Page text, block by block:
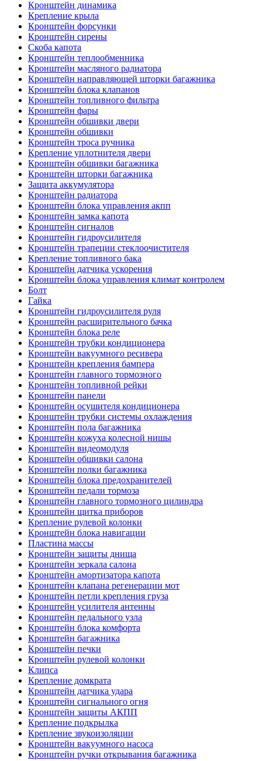
Кронштейн динамика
Крепление крыла
Кронштейн форсунки
Кронштейн сирены
Скоба капота
Кронштейн теплообменника
Кронштейн масляного радиатора
Кронштейн направляющей шторки багажника
Кронштейн блока клапанов
Кронштейн топливного фильтра
Кронштейн фары
Кронштейн обшивки двери
Кронштейн обшивки
Кронштейн троса ручника
Крепление уплотнителя двери
Кронштейн обшивки багажника
Кронштейн шторки багажника
Защита аккумулятора
Кронштейн радиатора
Кронштейн блока управления акпп
Кронштейн замка капота
Кронштейн сигналов
Кронштейн гидроусилителя
Кронштейн трапеции стеклоочистителя
Крепление топливного бака
Кронштейн датчика ускорения
Кронштейн блока управления климат контролем
Болт
Гайка
Кронштейн гидроусилителя руля
Кронштейн расширительного бачка
Кронштейн блока реле
Кронштейн трубки кондиционера
Кронштейн вакуумного ресивера
Кронштейн крепления бампера
Кронштейн главного тормозного
Кронштейн топливной рейки
Кронштейн панели
Кронштейн осушителя кондиционера
Кронштейн трубки системы охлаждения
Кронштейн пола багажника
Кронштейн кожуха колесной нишы
Кронштейн видеомодуля
Кронштейн обшивки салона
Кронштейн полки багажника
Кронштейн блока предохранителей
Кронштейн педали тормоза
Кронштейн главного тормозного цилиндра
Кронштейн щитка приборов
Крепление рулевой колонки
Кронштейн блока навигации
Пластина массы
Кронштейн защиты днища
Кронштейн зеркала салона
Кронштейн амортизатора капота
Кронштейн клапана регенерации мот
Кронштейн петли крепления груза
Кронштейн усилителя антенны
Кронштейн педального узла
Кронштейн блока комфорта
Кронштейн багажника
Кронштейн печки
Кронштейн рулевой колонки
Клипса
Крепление домкрата
Кронштейн датчика удара
Кронштейн сигнального огня
Кронштейн защиты АКПП
Крепление подкрылка
Крепление звукоизоляции
Кронштейн вакуумного насоса
Кронштейн ручки открывания багажника